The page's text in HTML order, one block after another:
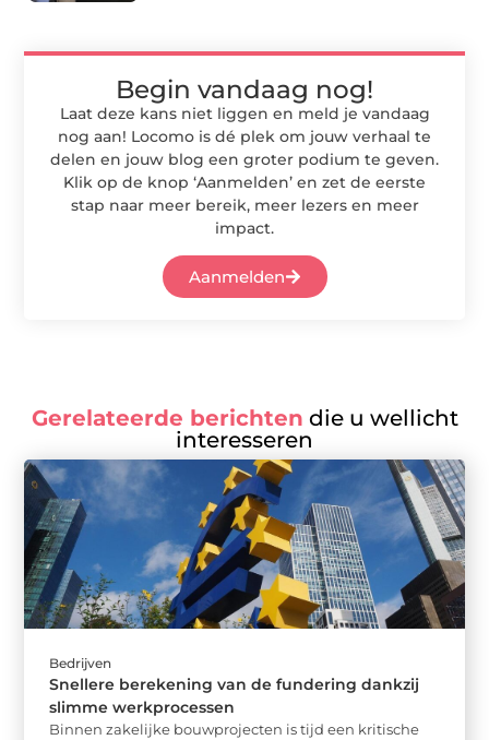
Begin vandaag nog!
Laat deze kans niet liggen en meld je vandaag
nog aan! Locomo is dé plek om jouw verhaal te
delen en jouw blog een groter podium te geven.
Klik op de knop ‘Aanmelden’ en zet de eerste
stap naar meer bereik, meer lezers en meer
impact.
Aanmelden
Gerelateerde berichten die u wellicht
interesseren
Bedrijven
Snellere berekening van de fundering dankzij
slimme werkprocessen
Binnen zakelijke bouwprojecten is tijd een kritische